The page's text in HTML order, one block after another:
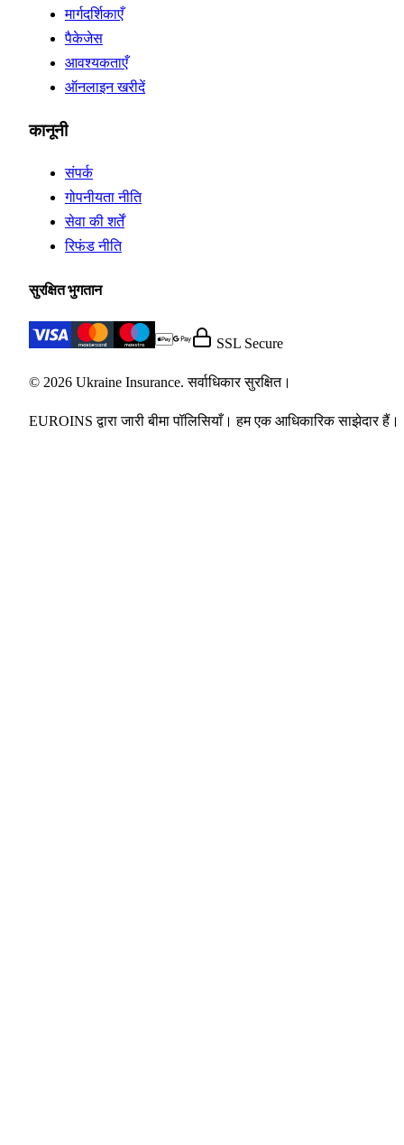
मार्गदर्शिकाएँ
पैकेजेस
आवश्यकताएँ
ऑनलाइन खरीदें
कानूनी
संपर्क
गोपनीयता नीति
सेवा की शर्तें
रिफंड नीति
सुरक्षित भुगतान
SSL Secure
© 2026 Ukraine Insurance. सर्वाधिकार सुरक्षित।
EUROINS द्वारा जारी बीमा पॉलिसियाँ। हम एक आधिकारिक साझेदार हैं।